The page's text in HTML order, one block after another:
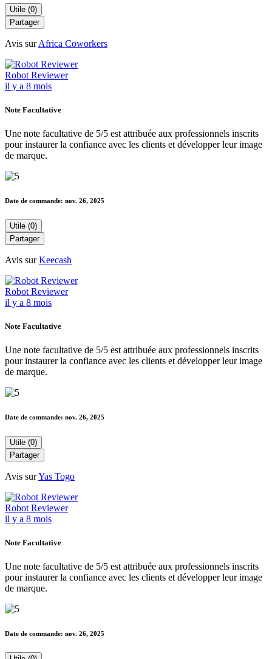
Utile (0)
Partager
Avis surAfrica Coworkers
Robot Reviewer
il y a 8 mois
Note Facultative
Une note facultative de 5/5 est attribuée aux professionnels inscrits
pour instaurer la confiance avec les clients et développer leur image
de marque.
Date de commande: nov. 26, 2025
Utile (0)
Partager
Avis surKeecash
Robot Reviewer
il y a 8 mois
Note Facultative
Une note facultative de 5/5 est attribuée aux professionnels inscrits
pour instaurer la confiance avec les clients et développer leur image
de marque.
Date de commande: nov. 26, 2025
Utile (0)
Partager
Avis surYas Togo
Robot Reviewer
il y a 8 mois
Note Facultative
Une note facultative de 5/5 est attribuée aux professionnels inscrits
pour instaurer la confiance avec les clients et développer leur image
de marque.
Date de commande: nov. 26, 2025